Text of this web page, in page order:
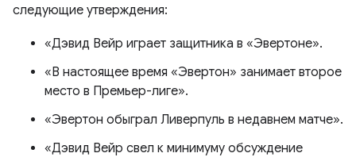
следующие утверждения:
«Дэвид Вейр играет защитника в «Эвертоне».
«В настоящее время «Эвертон» занимает второе
место в Премьер-лиге».
«Эвертон обыграл Ливерпуль в недавнем матче».
«Дэвид Вейр свел к минимуму обсуждение